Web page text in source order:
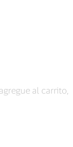
al carrito,